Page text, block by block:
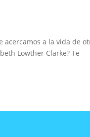
acercamos a la vida de
Lowther Clarke? Te